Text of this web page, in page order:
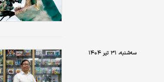
سه‌شنبه، ۳۱ تیر ۱۴۰۴